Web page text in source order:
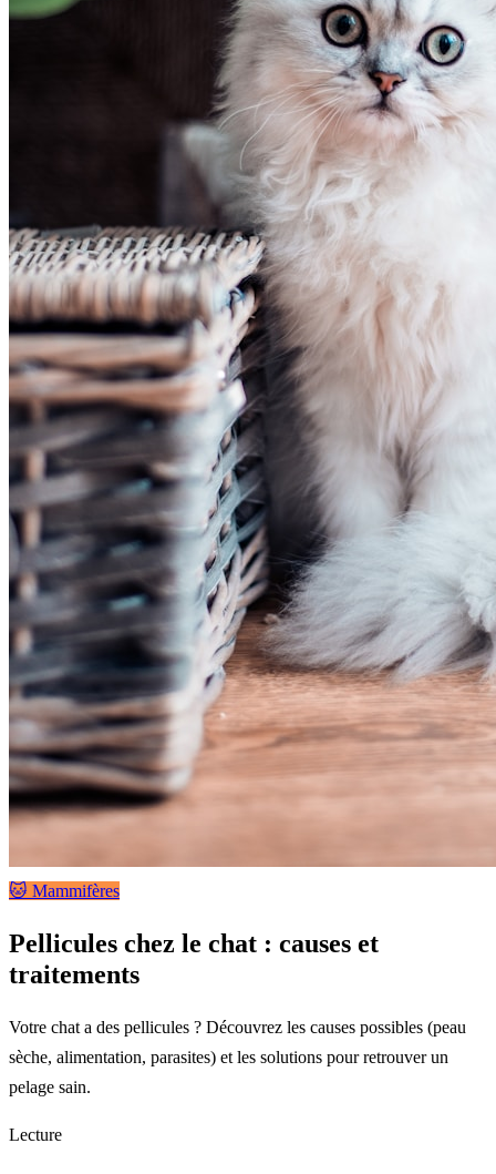
🐱 Mammifères
Pellicules chez le chat : causes et
traitements
Votre chat a des pellicules ? Découvrez les causes possibles (peau
sèche, alimentation, parasites) et les solutions pour retrouver un
pelage sain.
Lecture